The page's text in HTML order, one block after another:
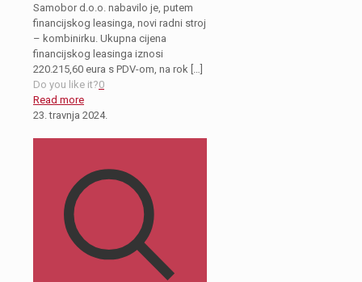
Samobor d.o.o. nabavilo je, putem
financijskog leasinga, novi radni stroj
– kombinirku. Ukupna cijena
financijskog leasinga iznosi
220.215,60 eura s PDV-om, na rok […]
Do you like it?0
Read more
23. travnja 2024.